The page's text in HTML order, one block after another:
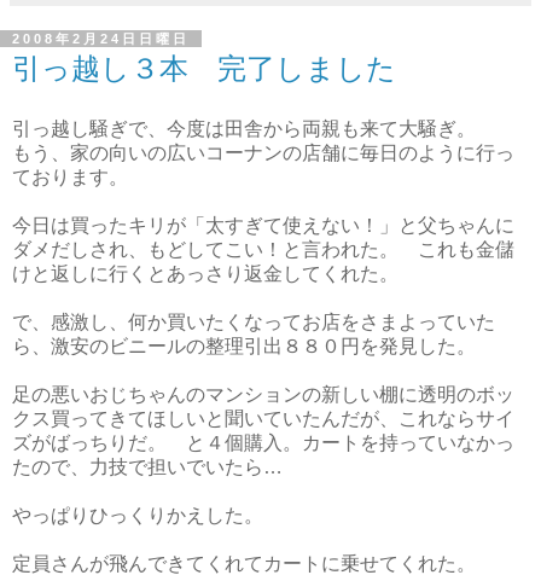
2008年2月24日日曜日
引っ越し３本 完了しました
引っ越し騒ぎで、今度は田舎から両親も来て大騒ぎ。
もう、家の向いの広いコーナンの店舗に毎日のように行っ
ております。
今日は買ったキリが「太すぎて使えない！」と父ちゃんに
ダメだしされ、もどしてこい！と言われた。 これも金儲
けと返しに行くとあっさり返金してくれた。
で、感激し、何か買いたくなってお店をさまよっていた
ら、激安のビニールの整理引出８８０円を発見した。
足の悪いおじちゃんのマンションの新しい棚に透明のボッ
クス買ってきてほしいと聞いていたんだが、これならサイ
ズがばっちりだ。 と４個購入。カートを持っていなかっ
たので、力技で担いでいたら…
やっぱりひっくりかえした。
定員さんが飛んできてくれてカートに乗せてくれた。